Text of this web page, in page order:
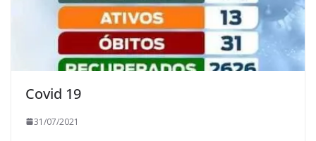
Covid 19
31/07/2021